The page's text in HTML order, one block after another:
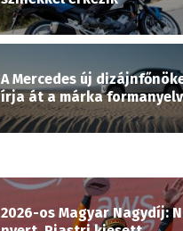
A Mercedes új
írja át a márka
2026-os Magyar Nagydíj: